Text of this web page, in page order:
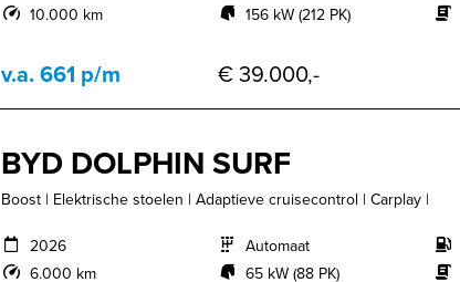
10.000 km
156 kW (212 PK)
v.a. 661 p/m € 39.000,-
BYD DOLPHIN SURF
Boost | Elektrische stoelen | Adaptieve cruisecontrol | Carplay |
2026
6.000 km
Automaat
65 kW (88 PK)